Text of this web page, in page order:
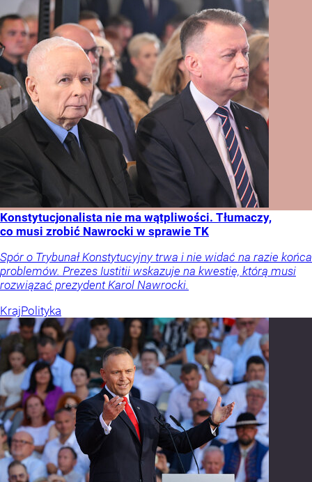
Konstytucjonalista nie ma wątpliwości. Tłumaczy,
co musi zrobić Nawrocki w sprawie TK
Spór o Trybunał Konstytucyjny trwa i nie widać na razie końca
problemów. Prezes Iustitii wskazuje na kwestię, którą musi
rozwiązać prezydent Karol Nawrocki.
KrajPolityka